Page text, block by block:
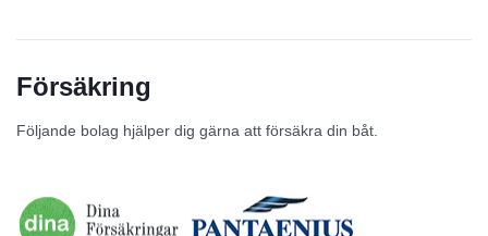
Försäkring
Följande bolag hjälper dig gärna att försäkra din båt.